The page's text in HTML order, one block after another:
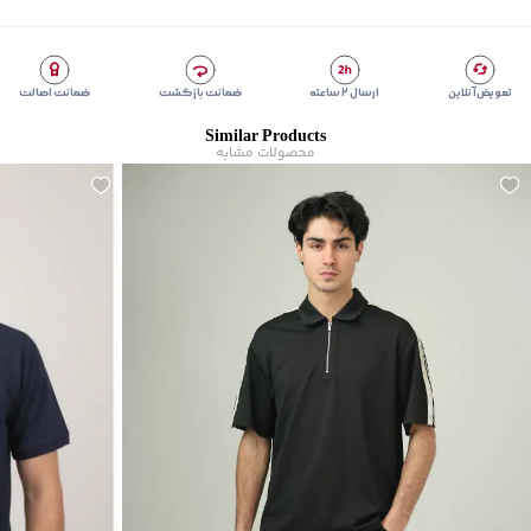
تعویض آنلاین ارسال ۲ ساعته ضمانت بازگشت ضمانت اصالت
Similar Products
محصولات مشابه